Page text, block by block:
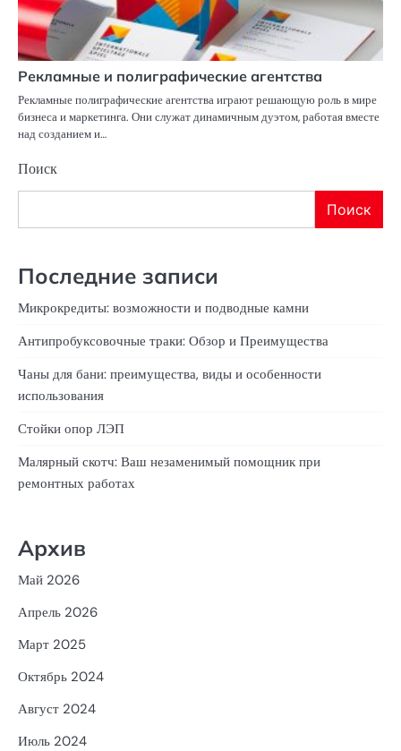
Рекламные и полиграфические агентства
Рекламные полиграфические агентства играют решающую роль в мире
бизнеса и маркетинга. Они служат динамичным дуэтом, работая вместе
над созданием и…
Поиск
Поиск
Последние записи
Микрокредиты: возможности и подводные камни
Антипробуксовочные траки: Обзор и Преимущества
Чаны для бани: преимущества, виды и особенности
использования
Стойки опор ЛЭП
Малярный скотч: Ваш незаменимый помощник при
ремонтных работах
Архив
Май 2026
Апрель 2026
Март 2025
Октябрь 2024
Август 2024
Июль 2024